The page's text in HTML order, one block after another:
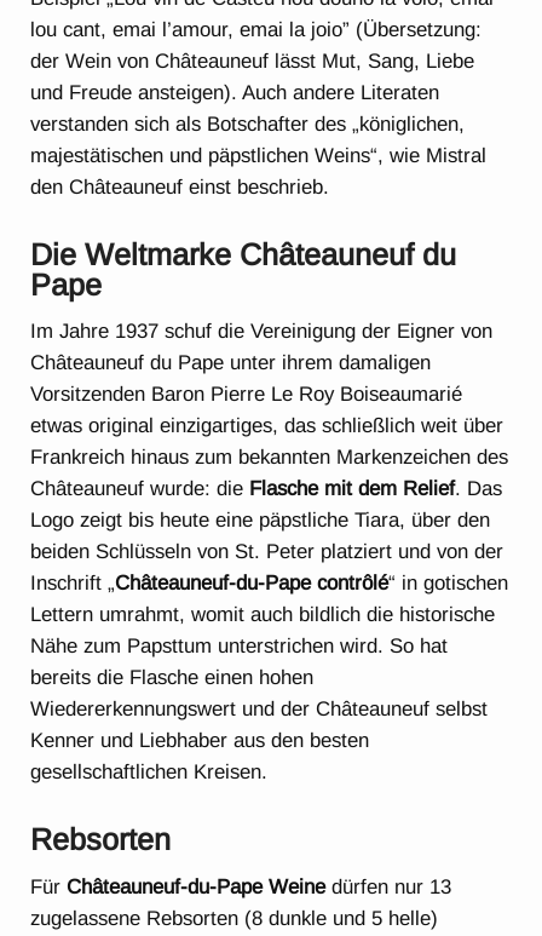
lou cant, emai l’amour, emai la joio” (Übersetzung:
der Wein von Châteauneuf lässt Mut, Sang, Liebe
und Freude ansteigen). Auch andere Literaten
verstanden sich als Botschafter des „königlichen,
majestätischen und päpstlichen Weins“, wie Mistral
den Châteauneuf einst beschrieb.
Die Weltmarke Châteauneuf du
Pape
Im Jahre 1937 schuf die Vereinigung der Eigner von
Châteauneuf du Pape unter ihrem damaligen
Vorsitzenden Baron Pierre Le Roy Boiseaumarié
etwas original einzigartiges, das schließlich weit über
Frankreich hinaus zum bekannten Markenzeichen des
Châteauneuf wurde: die Flasche mit dem Relief. Das
Logo zeigt bis heute eine päpstliche Tiara, über den
beiden Schlüsseln von St. Peter platziert und von der
Inschrift „Châteauneuf-du-Pape contrôlé“ in gotischen
Lettern umrahmt, womit auch bildlich die historische
Nähe zum Papsttum unterstrichen wird. So hat
bereits die Flasche einen hohen
Wiedererkennungswert und der Châteauneuf selbst
Kenner und Liebhaber aus den besten
gesellschaftlichen Kreisen.
Rebsorten
FürChâteauneuf-du-Pape Weinedürfen nur 13
zugelassene Rebsorten (8 dunkle und 5 helle)